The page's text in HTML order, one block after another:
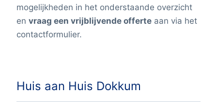
mogelijkheden in het onderstaande overzicht
en vraag een vrijblijvende offerteaan via het
contactformulier.
Huis aan Huis Dokkum